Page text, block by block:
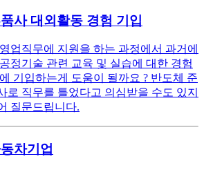
사 대외활동 경험 기입
업직무에 지원을 하는 과정에서 과거에
정기술 관련 교육 및 실습에 대한 경험
기입하는게 도움이 될까요 ? 반도체 준
로 직무를 틀었다고 의심받을 수도 있지
질문드립니다.
차기업